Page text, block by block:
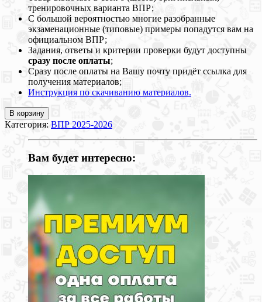
тренировочных варианта ВПР;
С большой вероятностью многие разобранные
экзаменационные (типовые) примеры попадутся вам на
официальном ВПР;
Задания, ответы и критерии проверки будут доступны
сразу после оплаты;
Сразу после оплаты на Вашу почту придёт ссылка для
получения материалов;
Инструкция по скачиванию материалов.
В корзину
Категория: ВПР 2025-2026
Вам будет интересно: